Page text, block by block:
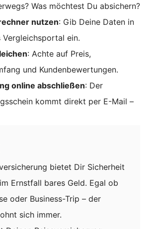
Was möchtest Du absichern?
nutzen: Gib Deine Daten in
Vergleichsportal ein.
: Achte auf Preis,
und Kundenbewertungen.
online abschließen: Der
kommt direkt per E-Mail –
bietet Dir Sicherheit
Ernstfall bares Geld. Egal ob
oder Business-Trip – der
sich immer.